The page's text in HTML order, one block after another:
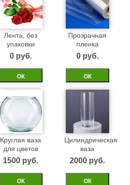
Лента, без
упаковки
0 pуб.
ОК
Прозрачная
пленка
0 pуб.
ОК
Круглая ваза
для цветов
1500 pуб.
ОК
Цилиндрическая
ваза
2000 pуб.
ОК